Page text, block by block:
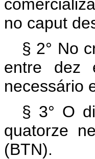
no caput
§ 2° No
entre dez
necessário
§ 3° O
quatorze
(BTN).